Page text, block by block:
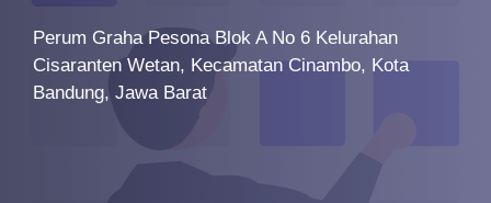
Perum Graha Pesona Blok A No 6 Kelurahan
Cisaranten Wetan, Kecamatan Cinambo, Kota
Bandung, Jawa Barat